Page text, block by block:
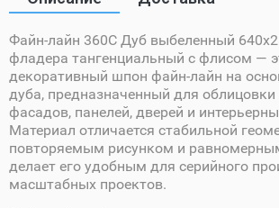
Файн-лайн 360C Дуб выбеленный
фладера тангенциальный с флисом —
декоративный шпон файн-лайн на
дуба, предназначенный для
фасадов, панелей, дверей и
Материал отличается стабильной
повторяемым рисунком и
делает его удобным для серийного
масштабных проектов.